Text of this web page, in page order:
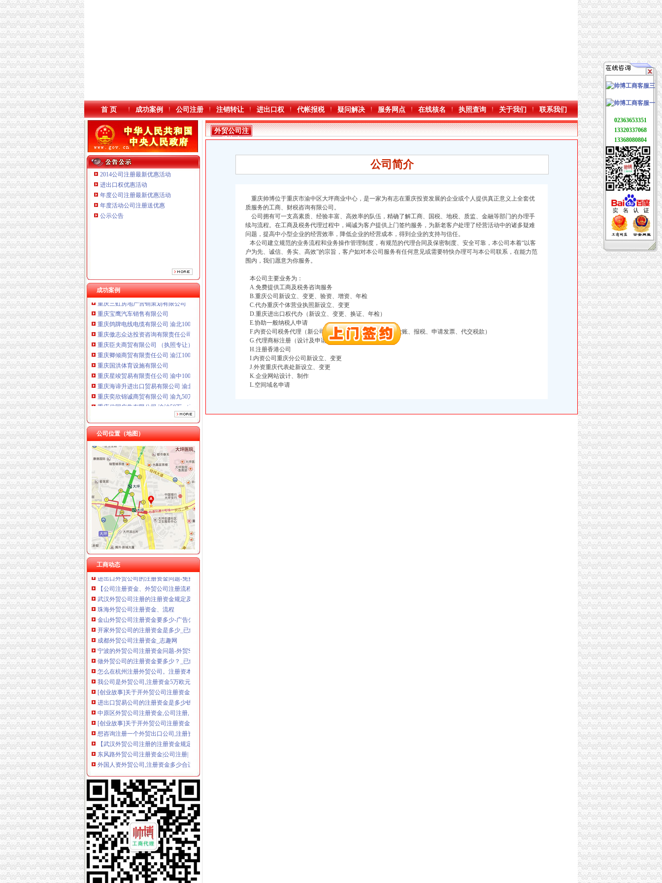
本站导航
首 页 成功案例 公司注册 注销转让 进出口权 代帐报税 疑问解决 服务网点 在线核名 执照查询 关于我们 联系我们
2014公司注册最新优惠活动
进出口权优惠活动
年度公司注册最新优惠活动
年度活动公司注册送优惠
公示公告
成功案例
重庆傲志众达投资咨询有限责任公司 渝九1000万 （增资）
重庆奕欣锦诚商贸有限公司 渝九50万 （工商注册）
重庆信同广告有限公司 渝沙50万 （工商注册）
重庆三虹房地产营销策划有限公司
重庆宝鹰汽车销售有限公司
重庆鸽牌电线电缆有限公司 渝北10010万 (进出口权)
重庆傲志众达投资咨询有限责任公司 渝九1000万 （增资）
重庆臣夫商贸有限公司 （执照专让）
重庆卿倾商贸有限责任公司 渝江100万 （工商注册）
重庆国洪体育设施有限公司
重庆星竣贸易有限责任公司 渝中100万 （进出口权）
重庆海谛升进出口贸易有限公司 渝北100万 （进出口权）
重庆奕欣锦诚商贸有限公司 渝九50万 （工商注册）
重庆信同广告有限公司 渝沙50万 （工商注册）
重庆三虹房地产营销策划有限公司
公司位置（地图）
工商动态
外贸公司注册资金
如何成立一家外贸公司？低注册资本需要多少资金？-阿里巴巴行业
武汉外贸公司注册的注册资金规定及出资方式-展览/会议-久久信息网
外贸公司注册资本要求_外贸公司注册流程
个人开外贸公司注册资本多少？_已解决-阿里巴巴生意经
注册外贸公司的条件与要求_river0121_新浪博客
外贸公司注册资金的出资方式_代表处注册-港丰投资顾问有限公司
外贸创业注册公司誉胜出权威版—小熊在线—其他频道
外贸公司注册资金规定
进出口外贸公司的注册资金问题-免费律咨询-华律网
【公司注册资金、外贸公司注册流程、赣州公司注册】价格_厂家_图片
武汉外贸公司注册的注册资金规定及出资方式_志趣网
珠海外贸公司注册资金、流程
金山外贸公司注册资金要多少-广告公关-久久信息网
开家外贸公司的注册资金是多少_已解决-阿里巴巴生意经
成都外贸公司注册资金_志趣网
宁波的外贸公司注册资金问题-外贸SOHO-福步外贸论坛（FOB
做外贸公司的注册资金要多少？_已解决-阿里巴巴生意经
怎么在杭州注册外贸公司。注册资本是多少（页1）-外贸政策-福步外
我公司是外贸公司,注册资金5万欧元。现在公司欠供应商务大概80
[创业故事]关于开外贸公司注册资金的若干问题_创业家园_天涯论坛_
进出口贸易公司的注册资金是多少钱？
中原区外贸公司注册资金,公司注册,【诺之洋财务】（查看）-爱喇
[创业故事]关于开外贸公司注册资金的若干问题_创业家园_天涯论坛_
想咨询注册一个外贸出口公司,注册资金为50W,-上海注册公司网
【武汉外贸公司注册的注册资金规定及出资方式】价格,厂家,图片,
东风路外贸公司注册资金|公司注册|【诺之洋财务】（在线咨询）-爱喇
外国人资外贸公司,注册资金多少合适|轻纺外贸-绍兴E网论坛-
苏州外贸有限公司注册资金要求,自营进出口贸易公司注册资金-苏州
【我想注册一家苏州外贸企业,注册资金应该定多少万？】价格_厂家_
苏州外贸有限公司注册资金要求,自营进出口贸易公司注册资金-苏州
苏州工业园区注册外贸公司注册资金-商务服务-番禺社区网
国际贸易离岸操作、国际避税暨离岸金融税务贸易筹划陈硕,11月18
我想问一下：注册一家拥有进出口权的外贸公司,需要的注册资金要多
安徽外贸公司注册资金多少-商业服务-菏泽生意经
【南昌科技公司注册资金,公司注册费用,外贸公司注册】厂家,价
申请进出口权的外贸公司的注册资金低是？-青青岛社区
外贸进出口公司注册资金有无限制？低是多少？_第1页_阿福之家_
申请进出口权的外贸公司的注册资金低是？-青青岛社区
嘉定食品公司注册流程|嘉定外贸公司注册资金要多少-广告设计-*一金
外贸公司注
册资金
公司简介
重庆帅博位于重庆市渝中区大坪商业中心，是一家为有志在重庆投资发展的企业或个人提供真正意义上全套优
质服务的工商、财税咨询有限公司。
公司拥有可一支高素质、经验丰富、高效率的队伍，精确了解工商、国税、地税、质监、金融等部门的办理手
续与流程。在工商及税务代理过程中，竭诚为客户提供上门签约服务，为新老客户处理了经营活动中的诸多疑难
问题，提高中小型企业的经营效率，降低企业的经营成本，得到企业的支持与信任。
本公司建立规范的业务流程和业务操作管理制度，有规范的代理合同及保密制度、安全可靠，本公司本着“以客
户为先、诚信、务实、高效”的宗旨，客户如对本公司服务有任何意见或需要特快办理可与本公司联系，在能力范
围内，我们愿意为你服务。
本公司主要业务为：
A.免费提供工商及税务咨询服务
B.重庆公司新设立、变更、验资、增资、年检
C.代办重庆个体营业执照新设立、变更
D.重庆进出口权代办（新设立、变更、换证、年检）
E.协助一般纳税人申请
F.内资公司税务代理（新公司税务报到、每月上门取票、做账、报税、申请发票、代交税款）
G.代理商标注册（设计及申请）
H.注册香港公司
I.内资公司重庆分公司新设立、变更
J.外资重庆代表处新设立、变更
K.企业网站设计、制作
L.空间域名申请
02363653351
13320337068
13368080804